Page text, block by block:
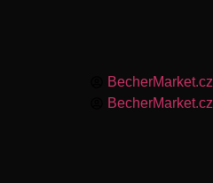
BecherMarket.cz
BecherMarket.cz